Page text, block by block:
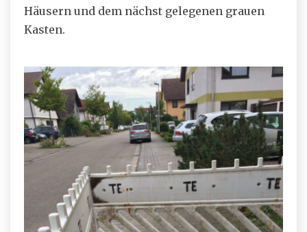
Häusern und dem nächst gelegenen grauen
Kasten.